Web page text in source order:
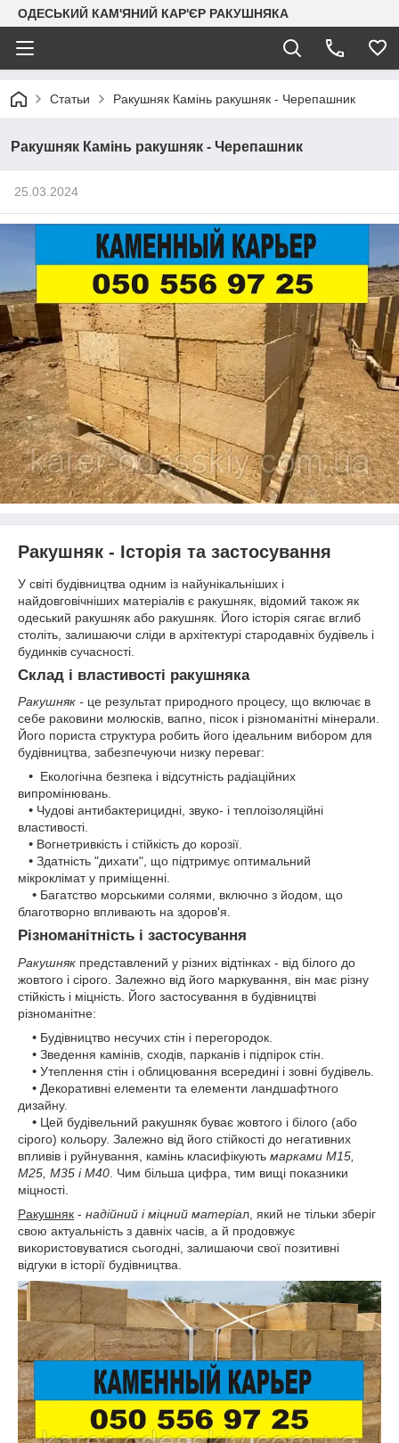
ОДЕСЬКИЙ КАМ'ЯНИЙ КАР'ЄР РАКУШНЯКА
Статьи Ракушняк Камінь ракушняк - Черепашник
Ракушняк Камінь ракушняк - Черепашник
25.03.2024
Ракушняк - Історія та застосування
У світі будівництва одним із найунікальніших і
найдовговічніших матеріалів є ракушняк, відомий також як
одеський ракушняк або ракушняк. Його історія сягає вглиб
століть, залишаючи сліди в архітектурі стародавніх будівель і
будинків сучасності.
Склад і властивості ракушняка
Ракушняк - це результат природного процесу, що включає в
себе раковини молюсків, вапно, пісок і різноманітні мінерали.
Його пориста структура робить його ідеальним вибором для
будівництва, забезпечуючи низку переваг:
• Екологічна безпека і відсутність радіаційних
випромінювань.
• Чудові антибактерицидні, звуко- і теплоізоляційні
властивості.
• Вогнетривкість і стійкість до корозії.
• Здатність "дихати", що підтримує оптимальний
мікроклімат у приміщенні.
• Багатство морськими солями, включно з йодом, що
благотворно впливають на здоров'я.
Різноманітність і застосування
Ракушняк представлений у різних відтінках - від білого до
жовтого і сірого. Залежно від його маркування, він має різну
стійкість і міцність. Його застосування в будівництві
різноманітне:
• Будівництво несучих стін і перегородок.
• Зведення камінів, сходів, парканів і підпірок стін.
• Утеплення стін і облицювання всередині і зовні будівель.
• Декоративні елементи та елементи ландшафтного
дизайну.
• Цей будівельний ракушняк буває жовтого і білого (або
сірого) кольору. Залежно від його стійкості до негативних
впливів і руйнування, камінь класифікують марками М15,
М25, М35 і М40 . Чим більша цифра, тим вищі показники
міцності.
Ракушняк - надійний і міцний матеріал, який не тільки зберіг
свою актуальність з давніх часів, а й продовжує
використовуватися сьогодні, залишаючи свої позитивні
відгуки в історії будівництва.